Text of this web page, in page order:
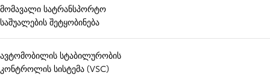
მომავალი სატრანსპორტო
საშუალების შეტყობინება
ავტომობილის სტაბილურობის
კონტროლის სისტემა (VSC)